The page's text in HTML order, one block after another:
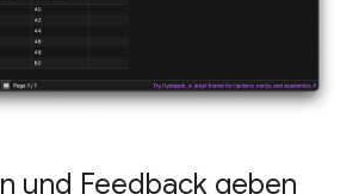
und Feedback geben